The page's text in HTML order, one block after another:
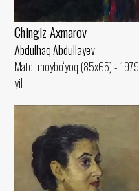
Chingiz Axmarov
Abdulhaq Abdullayev
Mato, moybo‘yoq (85x65) - 1979
yil